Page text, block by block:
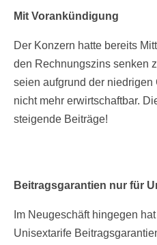
Mit Vorankündigung
Der Konzern hatte bereits
den Rechnungszins senken
seien aufgrund der
nicht mehr erwirtschaftbar.
steigende Beiträge!
Beitragsgarantien nur für
Im Neugeschäft hingegen
Unisextarife